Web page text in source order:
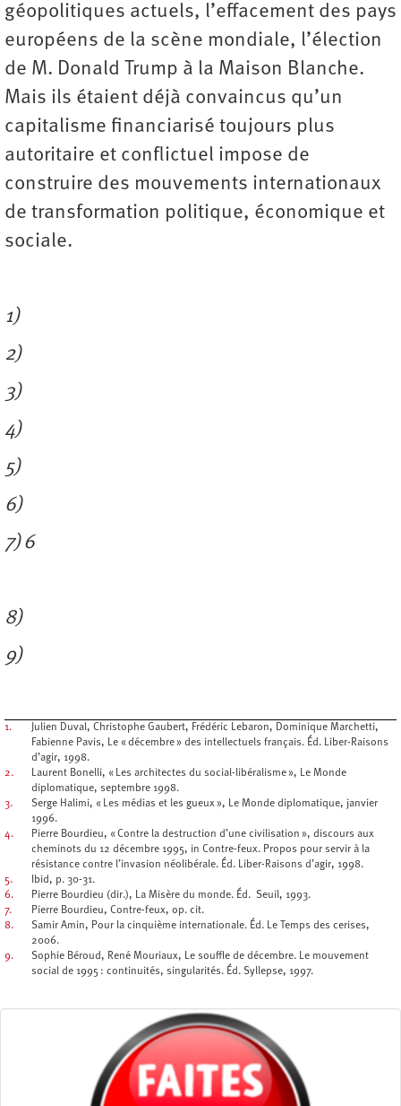
géopolitiques actuels, l’effacement des pays
européens de la scène mondiale, l’élection
de M. Donald Trump à la Maison Blanche.
Mais ils étaient déjà convaincus qu’un
capitalisme financiarisé toujours plus
autoritaire et conflictuel impose de
construire des mouvements internationaux
de transformation politique, économique et
sociale.
1)
2)
3)
4)
5)
6)
7) 6
8)
9)
1.
Julien Duval, Christophe Gaubert, Frédéric Lebaron, Dominique Marchetti,
Fabienne Pavis, Le « décembre » des intellectuels français. Éd. Liber-Raisons
d’agir, 1998.
2.
Laurent Bonelli, « Les architectes du social-libéralisme », Le Monde
diplomatique, septembre 1998.
3.
Serge Halimi, « Les médias et les gueux », Le Monde diplomatique, janvier
1996.
4.
Pierre Bourdieu, « Contre la destruction d’une civilisation », discours aux
cheminots du 12 décembre 1995, in Contre-feux. Propos pour servir à la
résistance contre l’invasion néolibérale. Éd. Liber-Raisons d’agir, 1998.
5.
Ibid, p. 30-31.
6.
Pierre Bourdieu (dir.), La Misère du monde. Éd. Seuil, 1993.
7.
Pierre Bourdieu, Contre-feux, op. cit.
8.
Samir Amin, Pour la cinquième internationale. Éd. Le Temps des cerises,
2006.
9.
Sophie Béroud, René Mouriaux, Le souffle de décembre. Le mouvement
social de 1995 : continuités, singularités. Éd. Syllepse, 1997.